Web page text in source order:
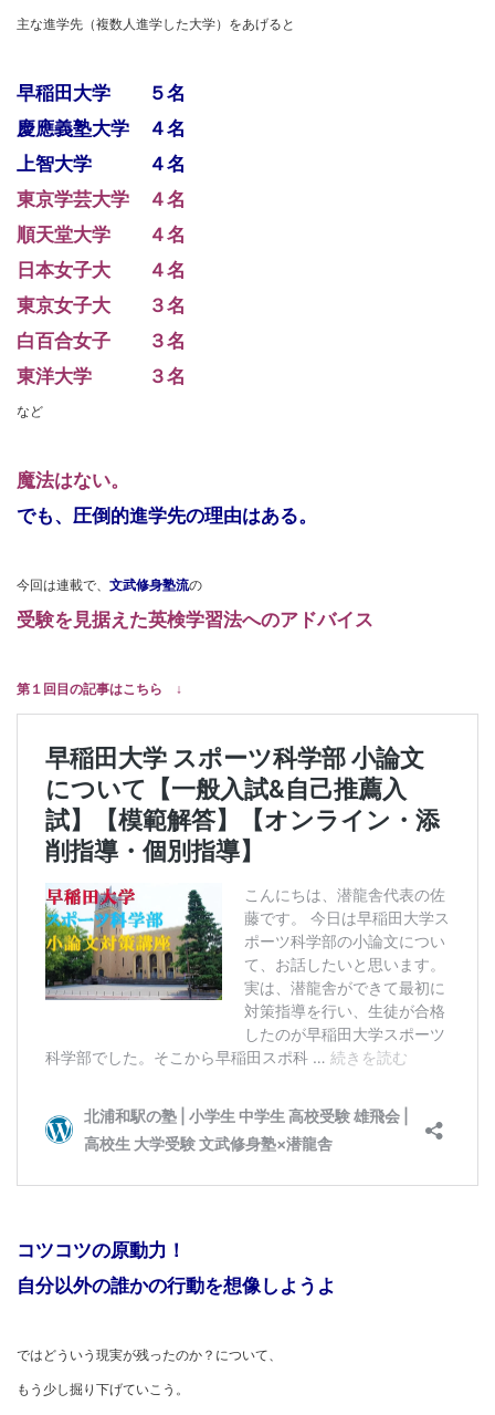
主な進学先（複数人進学した大学）をあげると
早稲田大学 ５名
慶應義塾大学 ４名
上智大学 ４名
東京学芸大学 ４名
順天堂大学 ４名
日本女子大 ４名
東京女子大 ３名
白百合女子 ３名
東洋大学 ３名
など
魔法はない。
でも、圧倒的進学先の理由はある。
今回は連載で、 文武修身塾流の
受験を見据えた英検学習法へのアドバイス
第１回目の記事はこちら ↓
コツコツの原動力！
自分以外の誰かの行動を想像しようよ
ではどういう現実が残ったのか？について、
もう少し掘り下げていこう。